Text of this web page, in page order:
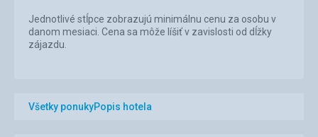
Jednotlivé stĺpce zobrazujú minimálnu cenu za osobu v
danom mesiaci. Cena sa môže líšiť v zavislosti od dĺžky
zájazdu.
Všetky ponukyPopis hotela